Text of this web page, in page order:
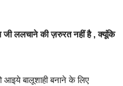
जी ललचाने की ज़रुरत नहीं है , क्यूंकि
आइये बालूशाही बनाने के लिए